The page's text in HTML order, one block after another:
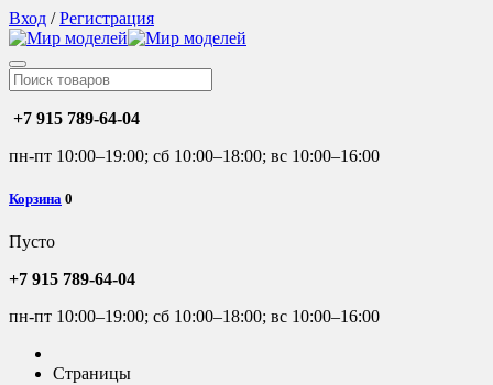
Вход /Регистрация
+7 915 789-64-04
пн-пт 10:00–19:00; сб 10:00–18:00; вс 10:00–16:00
Корзина 0
Пусто
+7 915 789-64-04
пн-пт 10:00–19:00; сб 10:00–18:00; вс 10:00–16:00
Страницы